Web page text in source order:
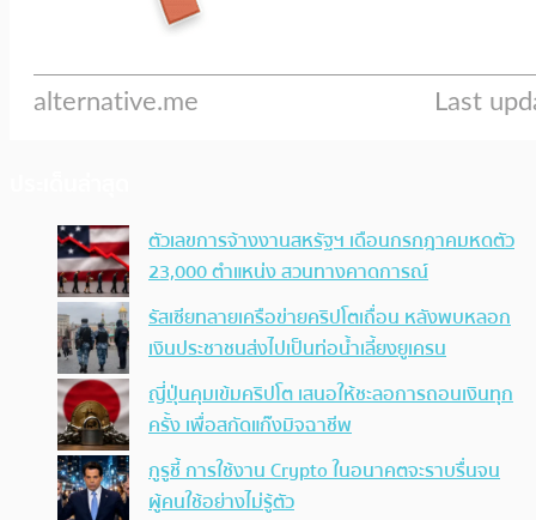
ตัวเลขการจ้างงานสหรัฐฯ เดือนกรกฎาคมหดตัว
23,000 ตำแหน่ง สวนทางคาดการณ์
รัสเซียทลายเครือข่ายคริปโตเถื่อน หลังพบหลอก
เงินประชาชนส่งไปเป็นท่อน้ำเลี้ยงยูเครน
ญี่ปุ่นคุมเข้มคริปโต เสนอให้ชะลอการถอนเงินทุก
ครั้ง เพื่อสกัดแก๊งมิจฉาชีพ
กูรูชี้ การใช้งาน Crypto ในอนาคตจะราบรื่นจน
ผู้คนใช้อย่างไม่รู้ตัว